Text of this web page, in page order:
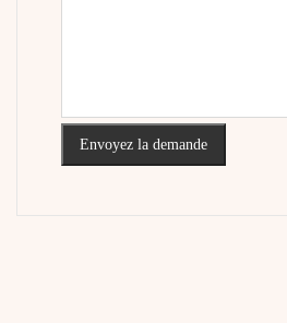
Envoyez la demande